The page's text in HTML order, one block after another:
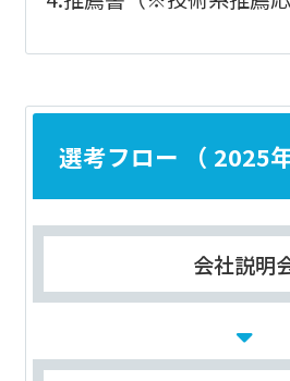
選考フロー （ 2025
会社説明